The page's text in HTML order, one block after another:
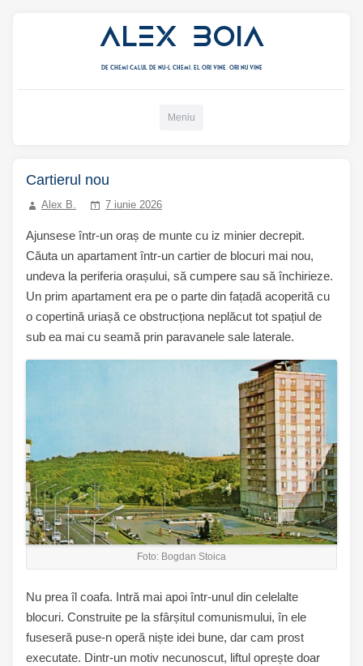
Alex Boia
De chemi calul de nu-l chemi, el ori vine. ori nu vine
Meniu
Cartierul nou
Alex B. 7 iunie 2026
Ajunsese într-un oraș de munte cu iz minier decrepit.
Căuta un apartament într-un cartier de blocuri mai nou,
undeva la periferia orașului, să cumpere sau să închirieze.
Un prim apartament era pe o parte din fațadă acoperită cu
o copertină uriașă ce obstrucționa neplăcut tot spațiul de
sub ea mai cu seamă prin paravanele sale laterale.
Foto: Bogdan Stoica
Nu prea îl coafa. Intră mai apoi într-unul din celelalte
blocuri. Construite pe la sfârșitul comunismului, în ele
fuseseră puse-n operă niște idei bune, dar cam prost
executate. Dintr-un motiv necunoscut, liftul oprește doar